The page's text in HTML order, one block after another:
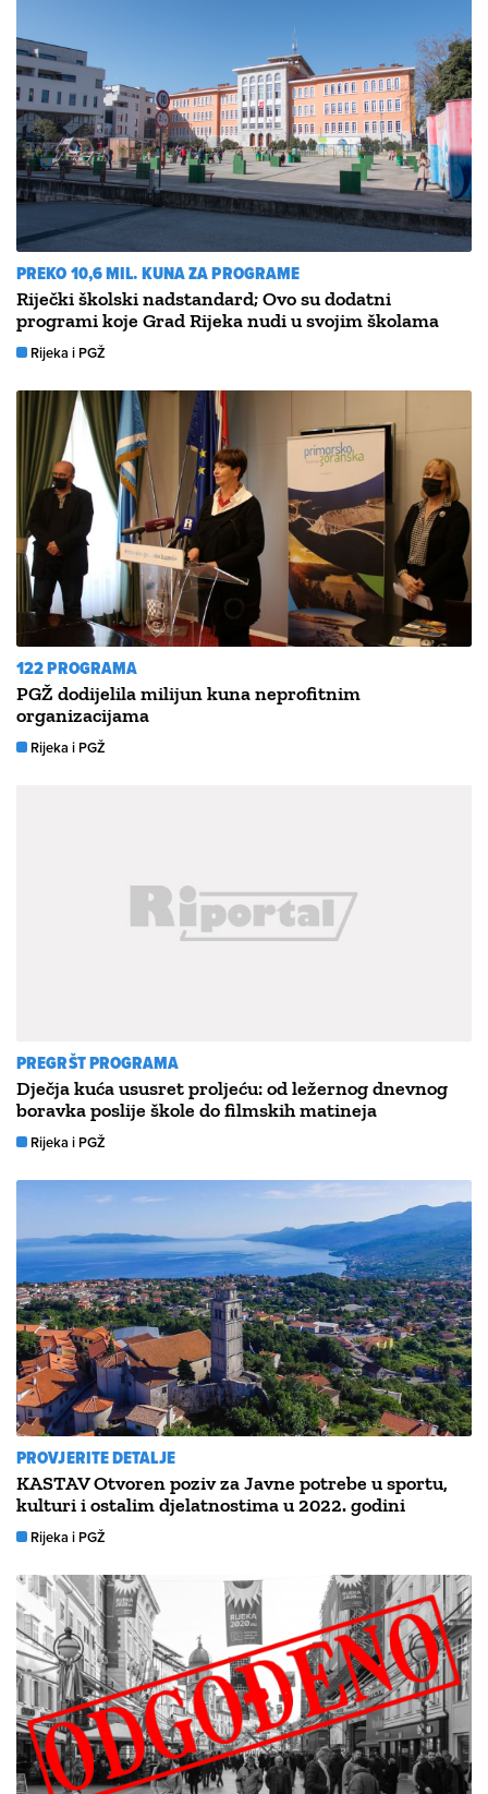
PREKO 10,6 MIL. KUNA ZA PROGRAME
Riječki školski nadstandard; Ovo su dodatni
programi koje Grad Rijeka nudi u svojim školama
Rijeka i PGŽ
122 PROGRAMA
PGŽ dodijelila milijun kuna neprofitnim
organizacijama
Rijeka i PGŽ
PREGRŠT PROGRAMA
Dječja kuća ususret proljeću: od ležernog dnevnog
boravka poslije škole do filmskih matineja
Rijeka i PGŽ
PROVJERITE DETALJE
KASTAV Otvoren poziv za Javne potrebe u sportu,
kulturi i ostalim djelatnostima u 2022. godini
Rijeka i PGŽ